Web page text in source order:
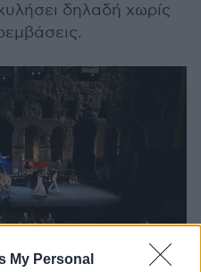
My Personal
δηλαδή χωρίς